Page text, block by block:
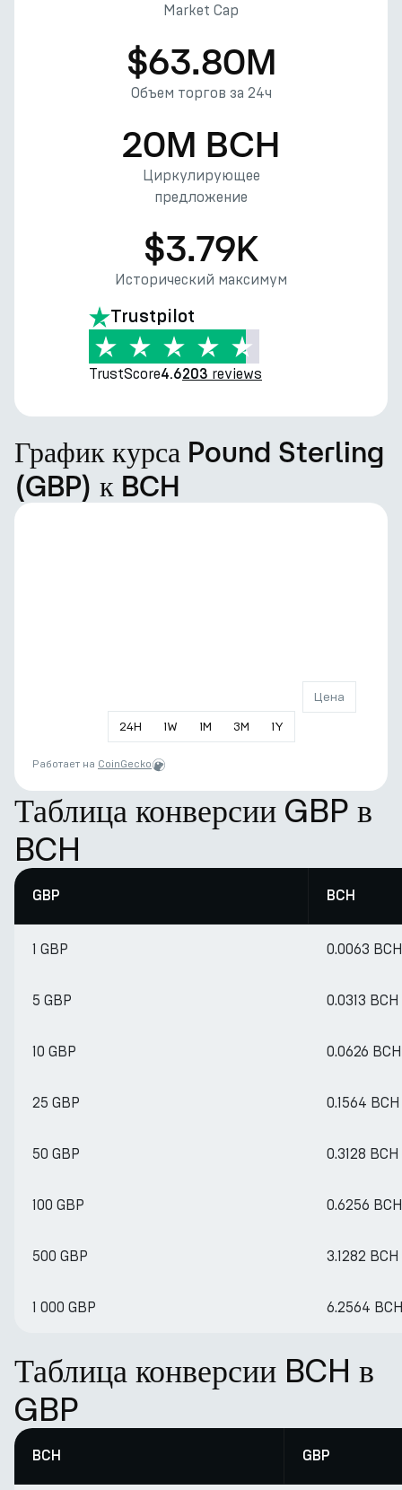
Market Cap
$63.80M
Объем торгов за 24ч
20M BCH
Циркулирующее
предложение
$3.79K
Исторический максимум
Trustpilot
TrustScore4.6203 reviews
График курса Pound Sterling
(GBP) к BCH
24H 1W 1M 3M 1Y
Цена
Работает на CoinGecko
Таблица конверсии GBP в
BCH
GBP BCH
1 GBP 0.0063 BCH
5 GBP 0.0313 BCH
10 GBP 0.0626 BCH
25 GBP 0.1564 BCH
50 GBP 0.3128 BCH
100 GBP 0.6256 BCH
500 GBP 3.1282 BCH
1 000 GBP 6.2564
Таблица конверсии BCH в
GBP
BCH GBP